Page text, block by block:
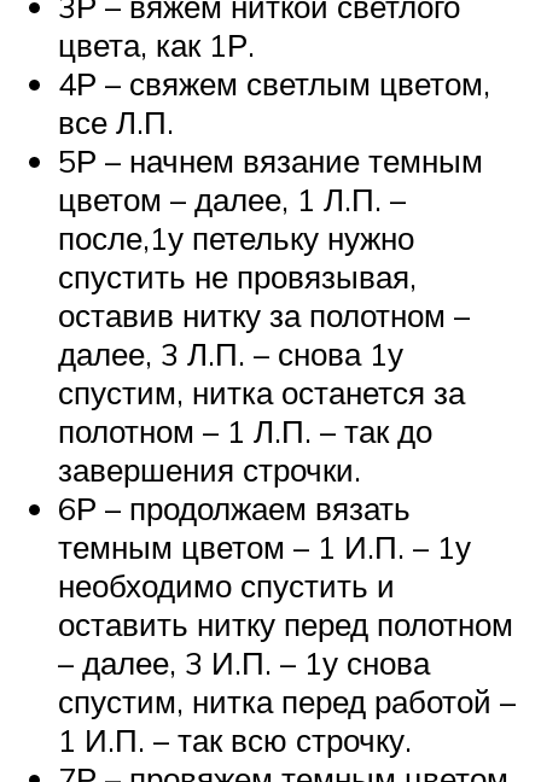
цвета, как 1Р.
4Р – свяжем светлым цветом,
все Л.П.
5Р – начнем вязание темным
цветом – далее, 1 Л.П. –
после,1у петельку нужно
спустить не провязывая,
оставив нитку за полотном –
далее, 3 Л.П. – снова 1у
спустим, нитка останется за
полотном – 1 Л.П. – так до
завершения строчки.
6Р – продолжаем вязать
темным цветом – 1 И.П. – 1у
необходимо спустить и
оставить нитку перед полотном
– далее, 3 И.П. – 1у снова
спустим, нитка перед работой –
1 И.П. – так всю строчку.